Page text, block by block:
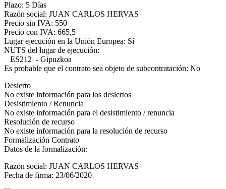
Plazo: 5 Días
Razón social: JUAN CARLOS HERVAS
Precio sin IVA: 550
Precio con IVA: 665,5
Lugar ejecución en la Unión Europea: Sí
NUTS del lugar de ejecución:
ES212 - Gipuzkoa
Es probable que el contrato sea objeto de subcontratación: No
Desierto
No existe información para los desiertos
Desistimiento / Renuncia
No existe información para el desistimiento / renuncia
Resolución de recurso
No existe información para la resolución de recurso
Formalización Contrato
Datos de la formalización:
Razón social: JUAN CARLOS HERVAS
Fecha de firma: 23/06/2020